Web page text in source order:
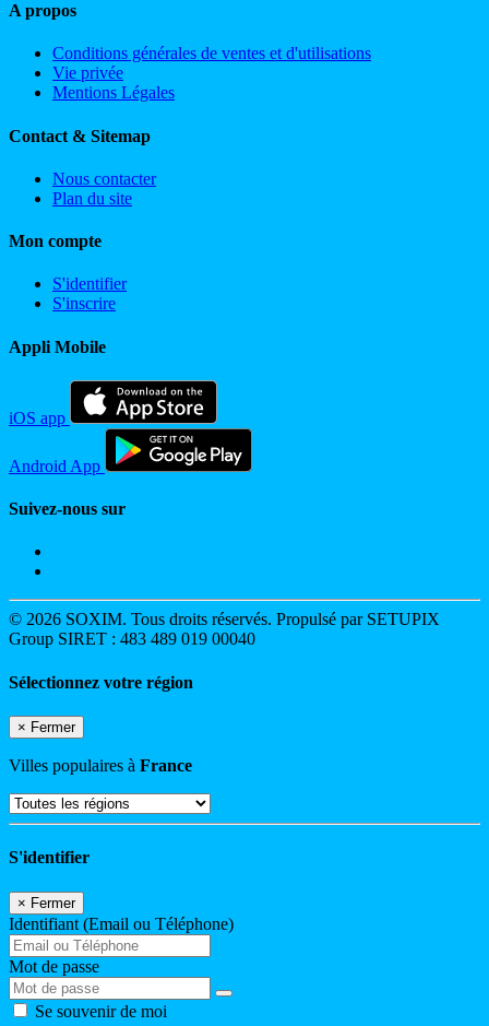
A propos
Conditions générales de ventes et d'utilisations
Vie privée
Mentions Légales
Contact & Sitemap
Nous contacter
Plan du site
Mon compte
S'identifier
S'inscrire
Appli Mobile
iOS app
Android App
Suivez-nous sur
© 2026 SOXIM. Tous droits réservés. Propulsé par SETUPIX
Group SIRET : 483 489 019 00040
Sélectionnez votre région
× Fermer
Villes populaires à France
S'identifier
× Fermer
Identifiant (Email ou Téléphone)
Mot de passe
Se souvenir de moi